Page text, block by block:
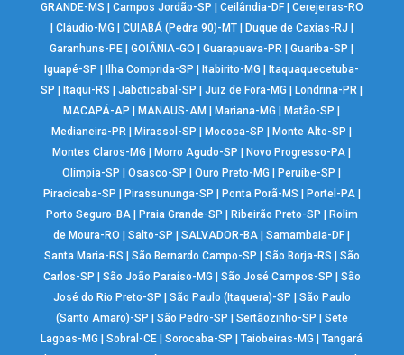
GRANDE-MS
Campos Jordão-SP Ceilândia-DF| Cerejeiras-RO
Cláudio-MG CUIABÁ (Pedra 90)-MT| Duque de Caxias-RJ
Garanhuns-PE |GOIÂNIA-GO |Guarapuava-PR |Guariba-SP
Iguapé-SP
Ilha Comprida-SP Itabirito-MG
Itaquaquecetuba-
SP
Itaqui-RS |Jaboticabal-SP |Juiz de Fora-MG Londrina-PR
MACAPÁ-AP
MANAUS-AM Mariana-MG Matão-SP
Medianeira-PR
Mirassol-SP Mococa-SP Monte Alto-SP
Montes Claros-MG
Morro Agudo-SP Novo Progresso-PA
Olímpia-SP
|Osasco-SP |Ouro Preto-MG Peruíbe-SP
Piracicaba-SP
Pirassununga-SP Ponta Porã-MS Portel-PA|
Porto Seguro-BA| Praia Grande-SP Ribeirão Preto-SP
Rolim
de Moura-RO
|Salto-SP |SALVADOR-BA |Samambaia-DF
Santa Maria-RS
São Bernardo Campo-SP São Borja-RS
São
Carlos-SP
São João Paraíso-MG São José Campos-SP
São
José do Rio Preto-SP
São Paulo (Itaquera)-SP
São Paulo
(Santo Amaro)-SP
São Pedro-SP Sertãozinho-SP
Sete
Lagoas-MG
|Sobral-CE |Sorocaba-SP |Taiobeiras-MG |Tangará